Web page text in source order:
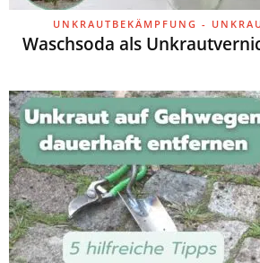
UNKRAUTBEKÄMPFUNG -
Waschsoda als